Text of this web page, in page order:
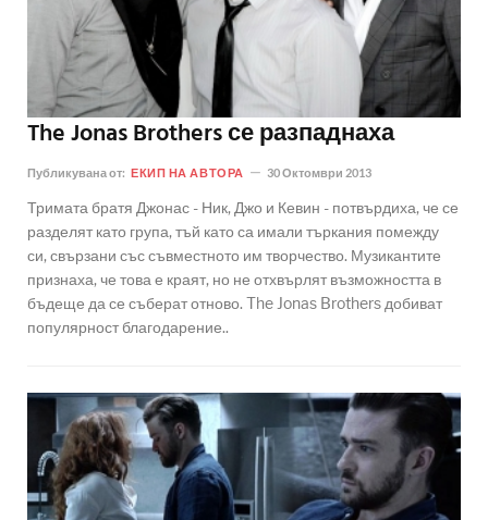
The Jonas Brothers се разпаднаха
Публикувана от: ЕКИП НА АВТОРА 30 Октомври 2013
Тримата братя Джонас - Ник, Джо и Кевин - потвърдиха, че се
разделят като група, тъй като са имали търкания помежду
си, свързани със съвместното им творчество. Музикантите
признаха, че това е краят, но не отхвърлят възможността в
бъдеще да се съберат отново. The Jonas Brothers добиват
популярност благодарение..